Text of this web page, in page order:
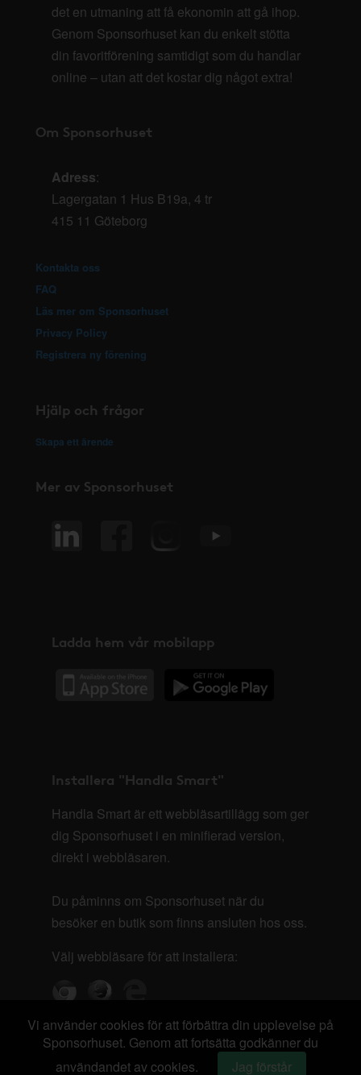
det en utmaning att få ekonomin att gå ihop.
Genom Sponsorhuset kan du enkelt stötta
din favoritförening samtidigt som du handlar
online – utan att det kostar dig något extra!
Om Sponsorhuset
Adress:
Lagergatan 1 Hus B19a, 4 tr
415 11 Göteborg
Kontakta oss
FAQ
Läs mer om Sponsorhuset
Privacy Policy
Registrera ny förening
Hjälp och frågor
Skapa ett ärende
Mer av Sponsorhuset
Ladda hem vår mobilapp
Installera "Handla Smart"
Handla Smart är ett webbläsartillägg som ger
dig Sponsorhuset i en minifierad version,
direkt i webbläsaren.
Du påminns om Sponsorhuset när du
besöker en butik som finns ansluten hos oss.
Välj webbläsare för att installera:
Vi använder cookies för att förbättra din upplevelse på
Sponsorhuset. Genom att fortsätta godkänner du
användandet av cookies.
Jag förstår